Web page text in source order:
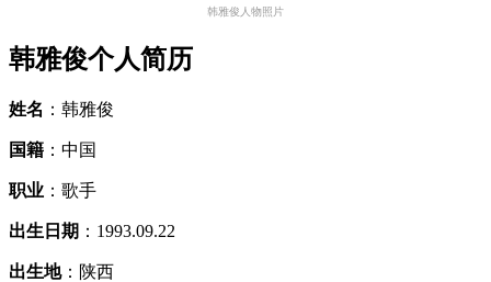
韩雅俊人物照片
韩雅俊个人简历
姓名 ：韩雅俊
国籍 ：中国
职业 ：歌手
出生日期 ：1993.09.22
出生地：陕西